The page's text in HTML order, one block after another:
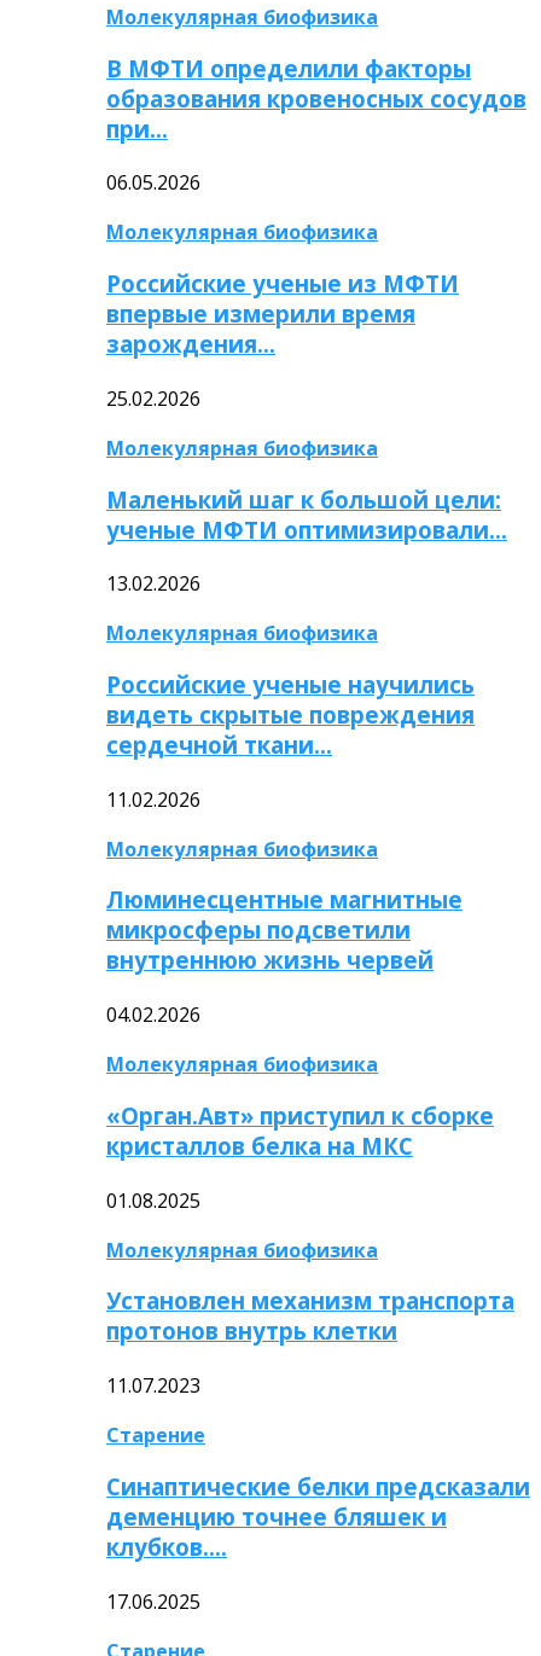
Молекулярная биофизика
В МФТИ определили факторы
образования кровеносных сосудов
при…
06.05.2026
Молекулярная биофизика
Российские ученые из МФТИ
впервые измерили время
зарождения…
25.02.2026
Молекулярная биофизика
Маленький шаг к большой цели:
ученые МФТИ оптимизировали…
13.02.2026
Молекулярная биофизика
Российские ученые научились
видеть скрытые повреждения
сердечной ткани…
11.02.2026
Молекулярная биофизика
Люминесцентные магнитные
микросферы подсветили
внутреннюю жизнь червей
04.02.2026
Молекулярная биофизика
«Орган.Авт» приступил к сборке
кристаллов белка на МКС
01.08.2025
Молекулярная биофизика
Установлен механизм транспорта
протонов внутрь клетки
11.07.2023
Старение
Синаптические белки предсказали
деменцию точнее бляшек и
клубков….
17.06.2025
Старение